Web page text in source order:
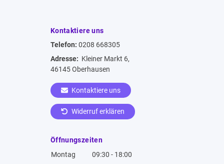
Kontaktiere uns
Telefon: 0208 668305
Adresse: Kleiner Markt 6,
46145 Oberhausen
Kontaktiere uns
Widerruf erklären
Öffnungszeiten
Montag
09:30 - 18:00